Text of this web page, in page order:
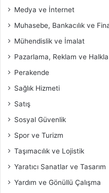
Medya ve İnternet
Muhasebe, Bankacılık ve
Mühendislik ve İmalat
Pazarlama, Reklam ve
Perakende
Sağlık Hizmeti
Satış
Sosyal Güvenlik
Spor ve Turizm
Taşımacılık ve Lojistik
Yaratıcı Sanatlar ve Tasarım
Yardım ve Gönüllü Çalışma